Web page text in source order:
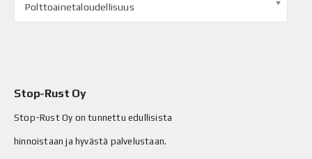
Polttoainetaloudellisuus
Stop-Rust Oy
Stop-Rust Oy on tunnettu edullisista
hinnoistaan ja hyvästä palvelustaan.